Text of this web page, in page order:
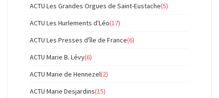
ACTU Les Grandes Orgues de Saint-Eustache(5)
ACTU Les Hurlements d'Léo(17)
ACTU Les Presses d'île de France(6)
ACTU Marie B. Lévy(6)
ACTU Marie de Hennezel(2)
ACTU Marie Desjardins(15)